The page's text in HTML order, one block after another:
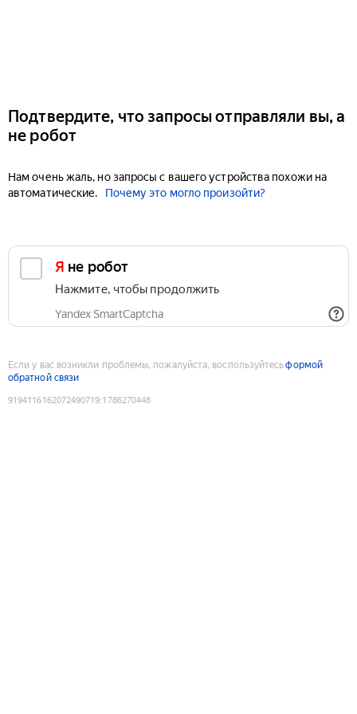
Подтвердите, что запросы отправляли вы, а
не робот
Нам очень жаль, но запросы с вашего устройства похожи на
автоматические.
Почему это могло произойти?
Я не робот
Нажмите, чтобы продолжить
Yandex SmartCaptcha
Если у вас возникли проблемы, пожалуйста, воспользуйтесьформой
обратной связи
9194116162072490719:1786270448